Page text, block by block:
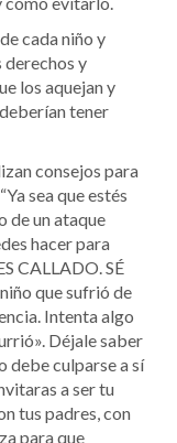
cada niño y
derechos y
los aquejan y
tener
consejos para
sea que estés
de un ataque
hacer para
CALLADO. SÉ
que sufrió de
Intenta algo
Déjale saber
debe culparse a sí
a ser tu
tus padres, con
para que